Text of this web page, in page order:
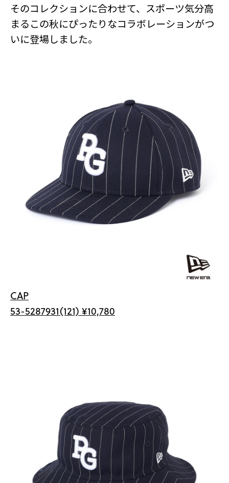
そのコレクションに合わせて、スポーツ気分高
まるこの秋にぴったりなコラボレーションがつ
いに登場しました。
CAP
53-5287931(121) ¥10,780